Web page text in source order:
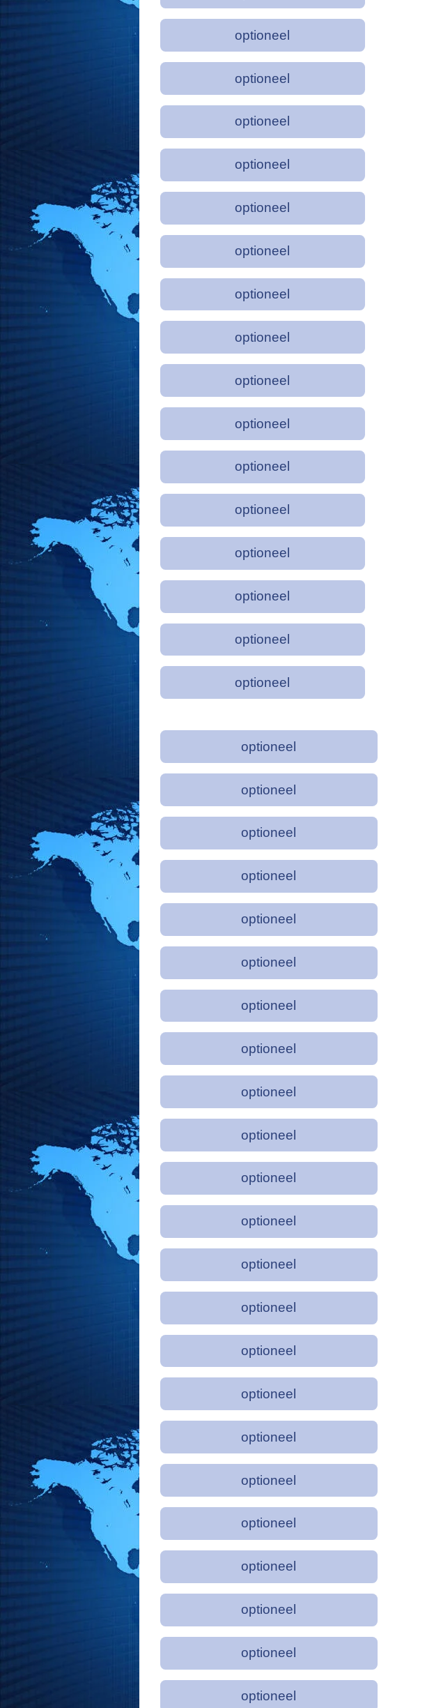
optioneel
optioneel
optioneel
optioneel
optioneel
optioneel
optioneel
optioneel
optioneel
optioneel
optioneel
optioneel
optioneel
optioneel
optioneel
optioneel
optioneel
optioneel
optioneel
optioneel
optioneel
optioneel
optioneel
optioneel
optioneel
optioneel
optioneel
optioneel
optioneel
optioneel
optioneel
optioneel
optioneel
optioneel
optioneel
optioneel
optioneel
optioneel
optioneel